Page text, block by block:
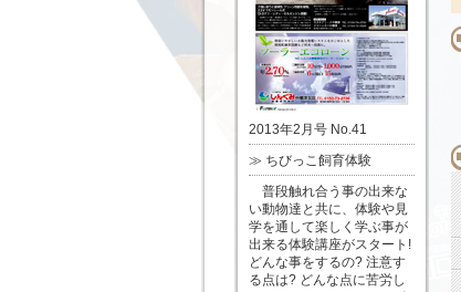
2013年2月号 No.41
≫ ちびっこ飼育体験
普段触れ合う事の出来な
い動物達と共に、体験や見
学を通して楽しく学ぶ事が
出来る体験講座がスタート!
どんな事をするの? 注意す
る点は? どんな点に苦労し